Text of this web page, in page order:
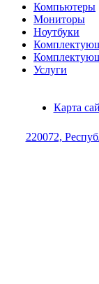
Компьютеры
Мониторы
Ноутбуки
Услуги
Карта
220072,